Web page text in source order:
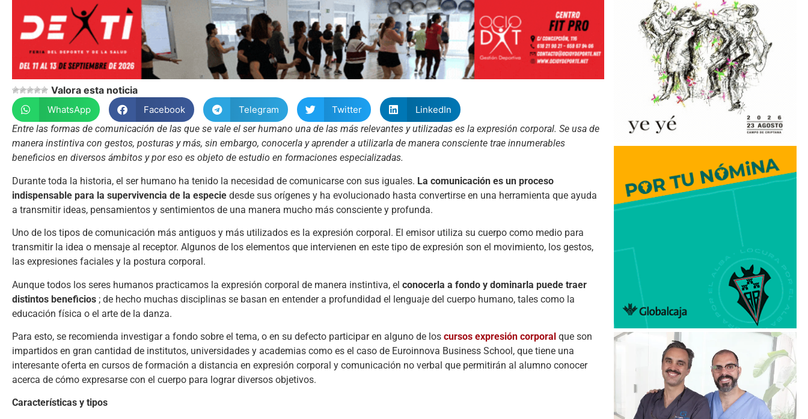
Valora esta noticia
WhatsApp Facebook Telegram Twitter
LinkedIn
Entre las formas de comunicación de las que se vale el ser humano una de las más relevantes y utilizadas es la expresión corporal. Se usa de
manera instintiva con gestos, posturas y más, sin embargo, conocerla y aprender a utilizarla de manera consciente trae innumerables
beneficios en diversos ámbitos y por eso es objeto de estudio en formaciones especializadas.
Durante toda la historia, el ser humano ha tenido la necesidad de comunicarse con sus iguales. La comunicación es un proceso
indispensable para la supervivencia de la especie desde sus orígenes y ha evolucionado hasta convertirse en una herramienta que ayuda
a transmitir ideas, pensamientos y sentimientos de una manera mucho más consciente y profunda.
Uno de los tipos de comunicación más antiguos y más utilizados es la expresión corporal. El emisor utiliza su cuerpo como medio para
transmitir la idea o mensaje al receptor. Algunos de los elementos que intervienen en este tipo de expresión son el movimiento, los gestos,
las expresiones faciales y la postura corporal.
Aunque todos los seres humanos practicamos la expresión corporal de manera instintiva, el conocerla a fondo y dominarla puede traer
distintos beneficios ; de hecho muchas disciplinas se basan en entender a profundidad el lenguaje del cuerpo humano, tales como la
educación física o el arte de la danza.
Para esto, se recomienda investigar a fondo sobre el tema, o en su defecto participar en alguno de los cursos expresión corporal que son
impartidos en gran cantidad de institutos, universidades y academias como es el caso de Euroinnova Business School, que tiene una
interesante oferta en cursos de formación a distancia en expresión corporal y comunicación no verbal que permitirán al alumno conocer
acerca de cómo expresarse con el cuerpo para lograr diversos objetivos.
Características y tipos